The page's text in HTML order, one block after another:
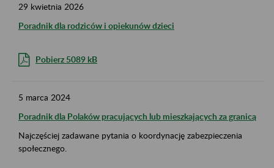
29 kwietnia 2026
Poradnik dla rodziców i opiekunów dzieci
Pobierz 5089 kB
5 marca 2024
Poradnik dla Polaków pracujących lub mieszkających za granicą
Najczęściej zadawane pytania o koordynację zabezpieczenia
społecznego.